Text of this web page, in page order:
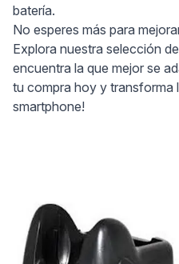
batería.
No esperes más para
Explora nuestra selección
encuentra la que mejor se
tu compra hoy y transforma
smartphone!